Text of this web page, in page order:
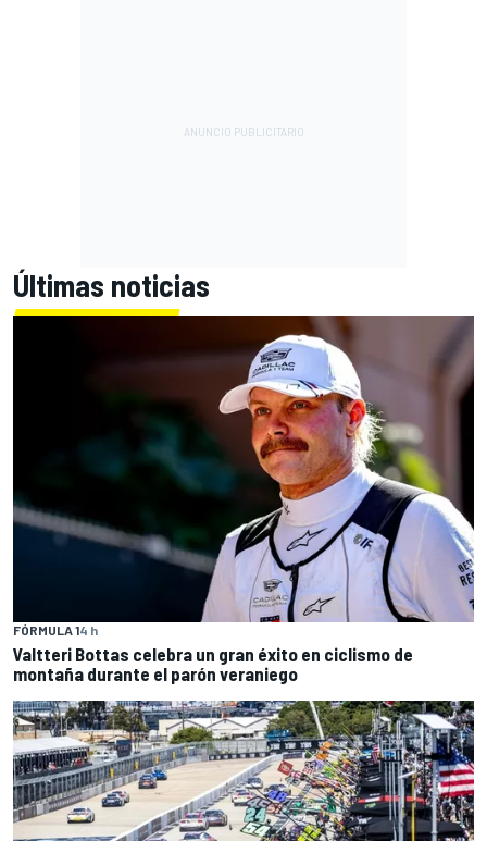
Últimas noticias
FÓRMULA 14 h
Valtteri Bottas celebra un gran éxito en ciclismo de
montaña durante el parón veraniego